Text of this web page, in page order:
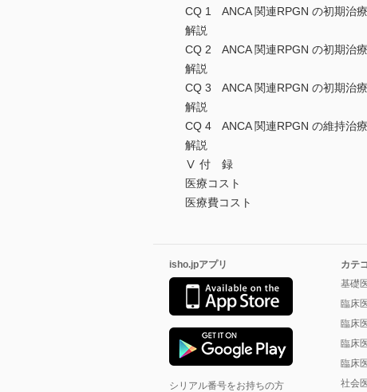
CQ 1 ANCA 関連RPGN の初期治
解説
CQ 2 ANCA 関連RPGN の初期治
解説
CQ 3 ANCA 関連RPGN の初期治
解説
CQ 4 ANCA 関連RPGN の維持治
解説
Ⅴ 付 録
医療コスト
医療費コスト
isho.jpアプリ
シリアル番号をお持ちの方
カテ
基礎
臨床
臨床
臨床
臨床
社会